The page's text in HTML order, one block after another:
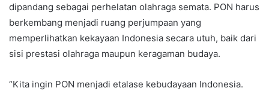
dipandang sebagai perhelatan olahraga semata. PON harus
berkembang menjadi ruang perjumpaan yang
memperlihatkan kekayaan Indonesia secara utuh, baik dari
sisi prestasi olahraga maupun keragaman budaya.
“Kita ingin PON menjadi etalase kebudayaan Indonesia.